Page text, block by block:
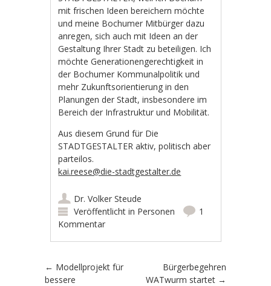
mit frischen Ideen bereichern möchte
und meine Bochumer Mitbürger dazu
anregen, sich auch mit Ideen an der
Gestaltung Ihrer Stadt zu beteiligen. Ich
möchte Generationengerechtigkeit in
der Bochumer Kommunalpolitik und
mehr Zukunftsorientierung in den
Planungen der Stadt, insbesondere im
Bereich der Infrastruktur und Mobilität.
Aus diesem Grund für Die
STADTGESTALTER aktiv, politisch aber
parteilos.
kai.reese@die-stadtgestalter.de
Dr. Volker Steude
Veröffentlicht in Personen
1
Kommentar
Artikel-Navigation
← Modellprojekt für
bessere
Bürgerbegehren
WATwurm startet →